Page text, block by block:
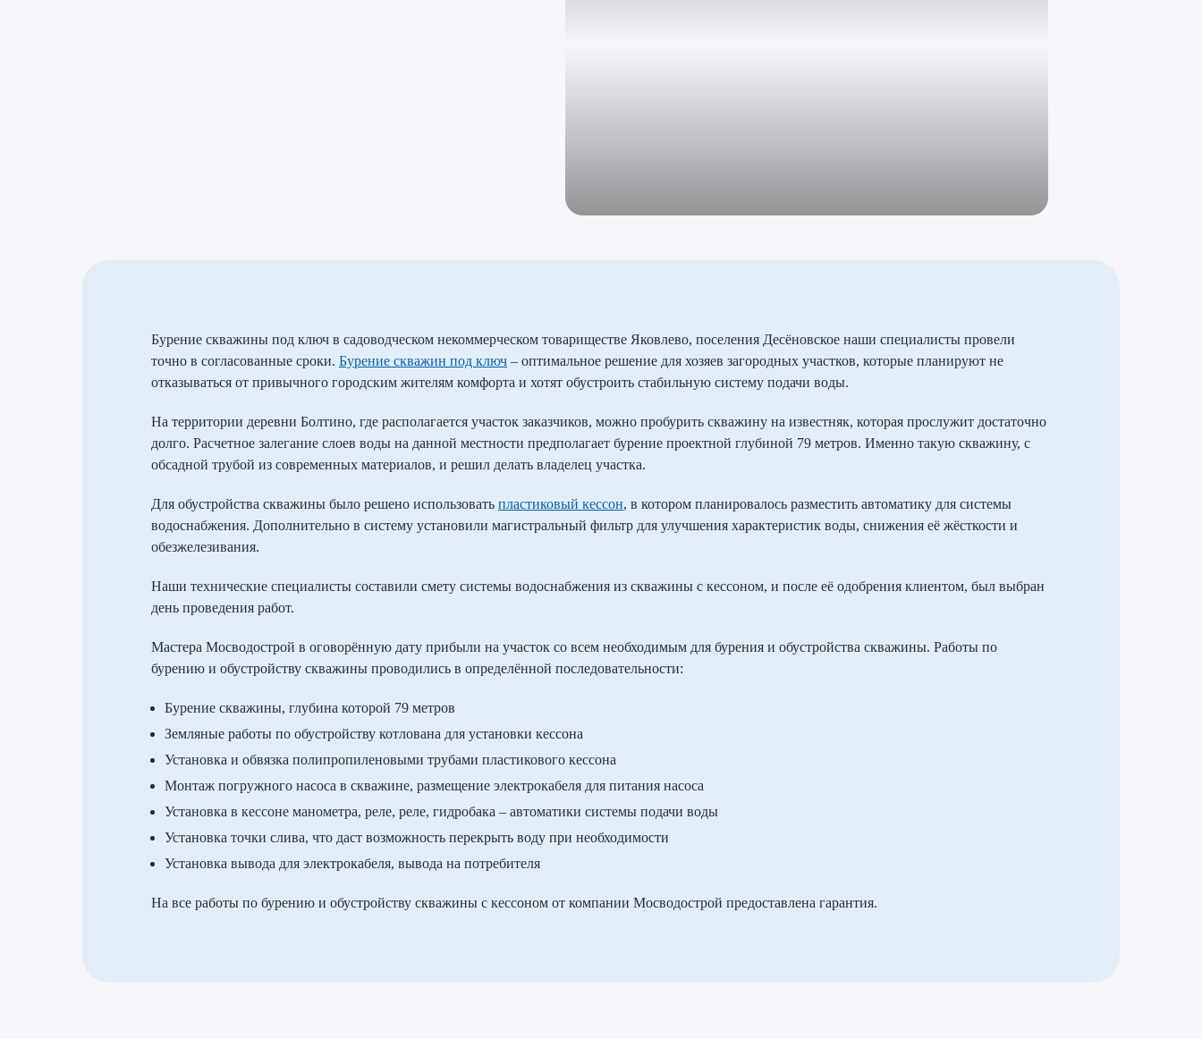
Бурение скважины под ключ в садоводческом некоммерческом товариществе Яковлево, поселения Десёновское наши специалисты провели
точно в согласованные сроки. Бурение скважин под ключ – оптимальное решение для хозяев загородных участков, которые планируют не
отказываться от привычного городским жителям комфорта и хотят обустроить стабильную систему подачи воды.
На территории деревни Болтино, где располагается участок заказчиков, можно пробурить скважину на известняк, которая прослужит достаточно
долго. Расчетное залегание слоев воды на данной местности предполагает бурение проектной глубиной 79 метров. Именно такую скважину, с
обсадной трубой из современных материалов, и решил делать владелец участка.
Для обустройства скважины было решено использовать пластиковый кессон, в котором планировалось разместить автоматику для системы
водоснабжения. Дополнительно в систему установили магистральный фильтр для улучшения характеристик воды, снижения её жёсткости и
обезжелезивания.
Наши технические специалисты составили смету системы водоснабжения из скважины с кессоном, и после её одобрения клиентом, был выбран
день проведения работ.
Мастера Мосводострой в оговорённую дату прибыли на участок со всем необходимым для бурения и обустройства скважины. Работы по
бурению и обустройству скважины проводились в определённой последовательности:
Бурение скважины, глубина которой 79 метров
Земляные работы по обустройству котлована для установки кессона
Установка и обвязка полипропиленовыми трубами пластикового кессона
Монтаж погружного насоса в скважине, размещение электрокабеля для питания насоса
Установка в кессоне манометра, реле, реле, гидробака – автоматики системы подачи воды
Установка точки слива, что даст возможность перекрыть воду при необходимости
Установка вывода для электрокабеля, вывода на потребителя
На все работы по бурению и обустройству скважины с кессоном от компании Мосводострой предоставлена гарантия.